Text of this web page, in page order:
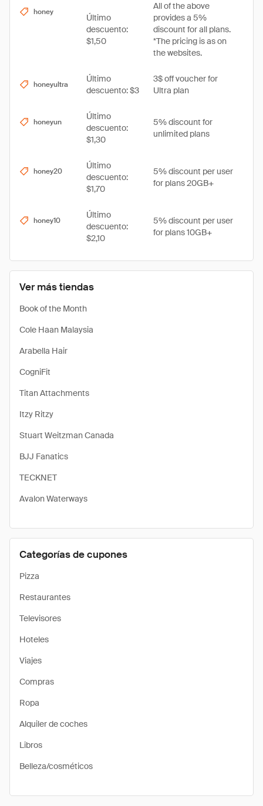
Ver más tiendas
Book of the Month
Cole Haan Malaysia
Arabella Hair
CogniFit
Titan Attachments
Itzy Ritzy
Stuart Weitzman Canada
BJJ Fanatics
TECKNET
Avalon Waterways
Categorías de cupones
Pizza
Restaurantes
Televisores
Hoteles
Viajes
Compras
Ropa
Alquiler de coches
Libros
Belleza/cosméticos
honey
Último
descuento:
$1,50
All of the above
provides a 5%
discount for all plans.
*The pricing is as on
the websites.
honeyultra
Último
descuento: $3
3$ off voucher for
Ultra plan
honeyun
Último
descuento:
$1,30
5% discount for
unlimited plans
honey20
Último
descuento:
$1,70
5% discount per user
for plans 20GB+
honey10
Último
descuento:
$2,10
5% discount per user
for plans 10GB+